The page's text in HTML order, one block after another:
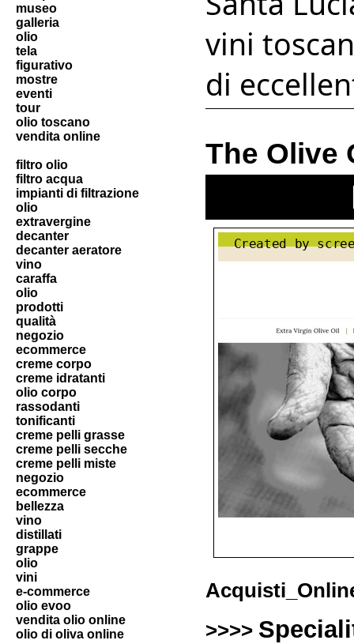
museo
galleria
olio
tela
figurativo
mostre
eventi
tour
olio toscano
vendita online
filtro olio
filtro acqua
impianti di filtrazione
olio
extravergine
decanter
decanter aeratore
vino
caraffa
olio
prodotti
qualità
negozio
ecommerce
creme corpo
creme idratanti
olio corpo
rassodanti
tonificanti
creme pelli grasse
creme pelli secche
creme pelli miste
negozio
ecommerce
bellezza
vino
distillati
grappe
olio
vini
e-commerce
olio evoo
vendita olio online
olio di oliva online
vini
di
The Olive
>>>>